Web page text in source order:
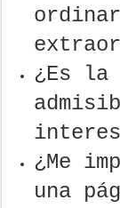
¿Es
¿Me
una